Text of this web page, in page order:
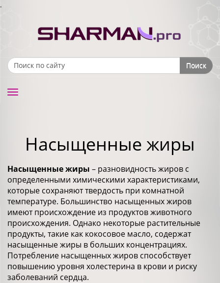
.
Search form Поиск
Toggle
Насыщенные жиры
Насыщенные жиры – разновидность жиров с
определенными химическими характеристиками,
которые сохраняют твердость при комнатной
температуре. Большинство насыщенных жиров
имеют происхождение из продуктов животного
происхождения. Однако некоторые растительные
продукты, такие как кокосовое масло, содержат
насыщенные жиры в больших концентрациях.
Потребление насыщенных жиров способствует
повышению уровня холестерина в крови и риску
заболеваний сердца.